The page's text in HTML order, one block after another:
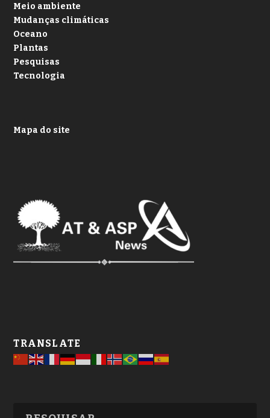
Meio ambiente
Mudanças climáticas
Oceano
Plantas
Pesquisas
Tecnologia
Mapa do site
TRANSLATE